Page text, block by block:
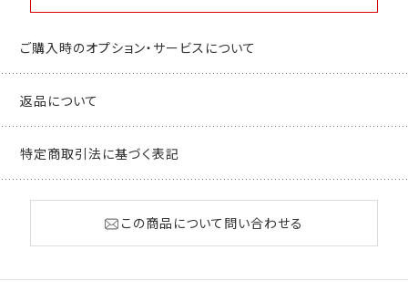
ご購入時のオプション・サービスについて
返品について
特定商取引法に基づく表記
この商品について問い合わせる